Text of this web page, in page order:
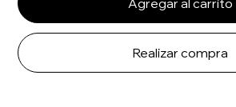
Agregar al carrito
Realizar compra